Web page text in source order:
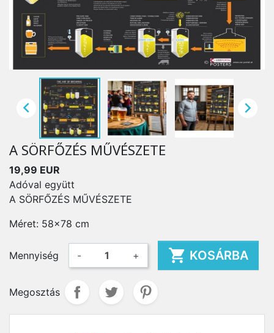
 
A SÖRFŐZÉS MŰVÉSZETE
19,99 EUR
Adóval együtt
A SÖRFŐZÉS MŰVÉSZETE
Méret: 58x78 cm
Mennyiség - +  KOSÁRBA
Megosztás